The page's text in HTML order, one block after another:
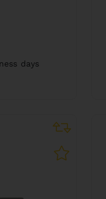
days